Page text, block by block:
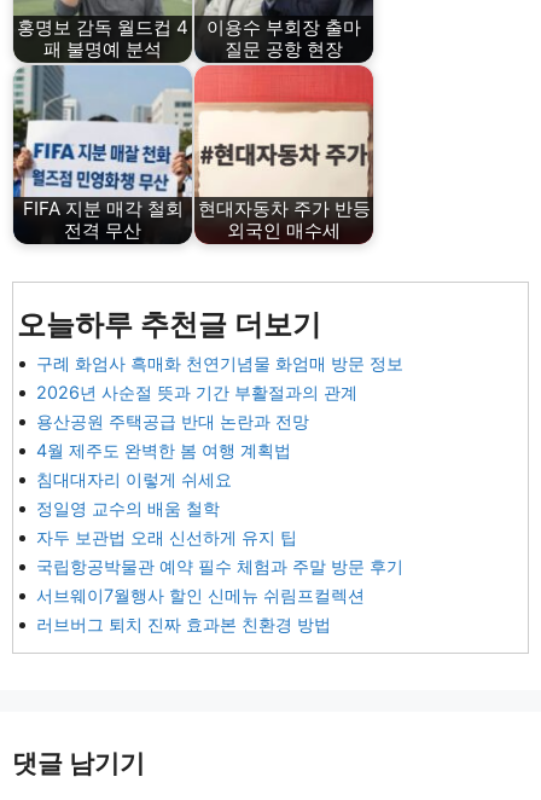
홍명보 감독 월드컵 4
패 불명예 분석
이용수 부회장 출마
질문 공항 현장
FIFA 지분 매각 철회
전격 무산
현대자동차 주가 반등
외국인 매수세
오늘하루 추천글 더보기
구례 화엄사 흑매화 천연기념물 화엄매 방문 정보
2026년 사순절 뜻과 기간 부활절과의 관계
용산공원 주택공급 반대 논란과 전망
4월 제주도 완벽한 봄 여행 계획법
침대대자리 이렇게 쉬세요
정일영 교수의 배움 철학
자두 보관법 오래 신선하게 유지 팁
국립항공박물관 예약 필수 체험과 주말 방문 후기
서브웨이7월행사 할인 신메뉴 쉬림프컬렉션
러브버그 퇴치 진짜 효과본 친환경 방법
댓글 남기기